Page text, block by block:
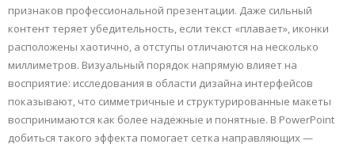
признаков профессиональной презентации. Даже сильный
контент теряет убедительность, если текст «плавает», иконки
расположены хаотично, а отступы отличаются на несколько
миллиметров. Визуальный порядок напрямую влияет на
восприятие: исследования в области дизайна интерфейсов
показывают, что симметричные и структурированные макеты
воспринимаются как более надежные и понятные. В PowerPoint
добиться такого эффекта помогает сетка направляющих —